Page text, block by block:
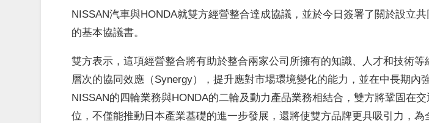
NISSAN汽車與HONDA就雙方經營整合達成協議，並於今日簽署了關於設立
的基本協議書。
雙方表示，這項經營整合將有助於整合兩家公司所擁有的知識、人才和技術等
層次的協同效應（Synergy），提升應對市場環境變化的能力，並在中長期內
NISSAN的四輪業務與HONDA的二輪及動力產品業務相結合，雙方將鞏固在
位，不僅能推動日本產業基礎的進一步發展，還將使雙方品牌更具吸引力，為